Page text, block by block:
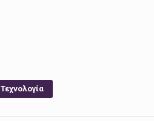
Τεχνολογία